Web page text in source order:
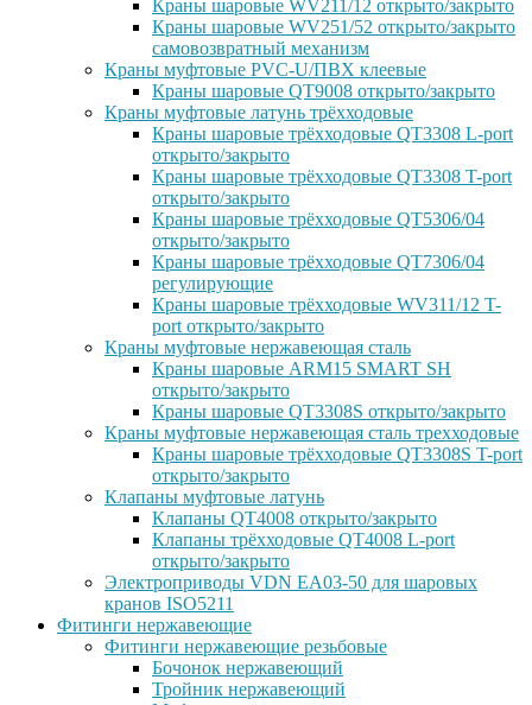
Краны шаровые WV211/12 открыто/закрыто
Краны шаровые WV251/52 открыто/закрыто
самовозвратный механизм
Краны муфтовые PVC-U/ПВХ клеевые
Краны шаровые QT9008 открыто/закрыто
Краны муфтовые латунь трёхходовые
Краны шаровые трёхходовые QT3308 L-port
открыто/закрыто
Краны шаровые трёхходовые QT3308 T-port
открыто/закрыто
Краны шаровые трёхходовые QT5306/04
открыто/закрыто
Краны шаровые трёхходовые QT7306/04
регулирующие
Краны шаровые трёхходовые WV311/12 T-
port открыто/закрыто
Краны муфтовые нержавеющая сталь
Краны шаровые ARM15 SMART SH
открыто/закрыто
Краны шаровые QT3308S открыто/закрыто
Краны муфтовые нержавеющая сталь трехходовые
Краны шаровые трёхходовые QT3308S T-port
открыто/закрыто
Клапаны муфтовые латунь
Клапаны QT4008 открыто/закрыто
Клапаны трёхходовые QT4008 L-port
открыто/закрыто
Электроприводы VDN EA03-50 для шаровых
кранов ISO5211
Фитинги нержавеющие
Фитинги нержавеющие резьбовые
Бочонок нержавеющий
Тройник нержавеющий